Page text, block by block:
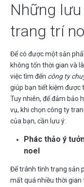
Những
trang trí
Để có được một sản
không tốn thời gian và
việc tìm đến công ty
giúp bạn tiết kiệm được
Tuy nhiên, để đảm bảo
vụ, khi chọn công ty
của bạn, cần lưu ý:
Phác thảo ý
noel
Để tránh tình trạng sản
mất quá nhiều thời